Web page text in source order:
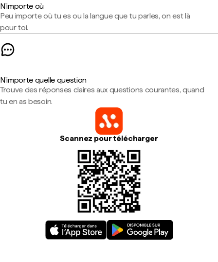
N'importe où
Peu importe où tu es ou la langue que tu parles, on est là
pour toi.
N'importe quelle question
Trouve des réponses claires aux questions courantes, quand
tu en as besoin.
Scannez pour télécharger